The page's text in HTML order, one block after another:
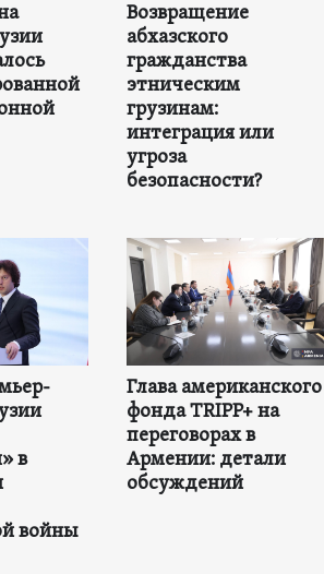
Возвращение
абхазского
гражданства
этническим
грузинам:
интеграция или
угроза
безопасности?
в
войны
Глава американского
фонда TRIPP+ на
переговорах в
Армении: детали
обсуждений